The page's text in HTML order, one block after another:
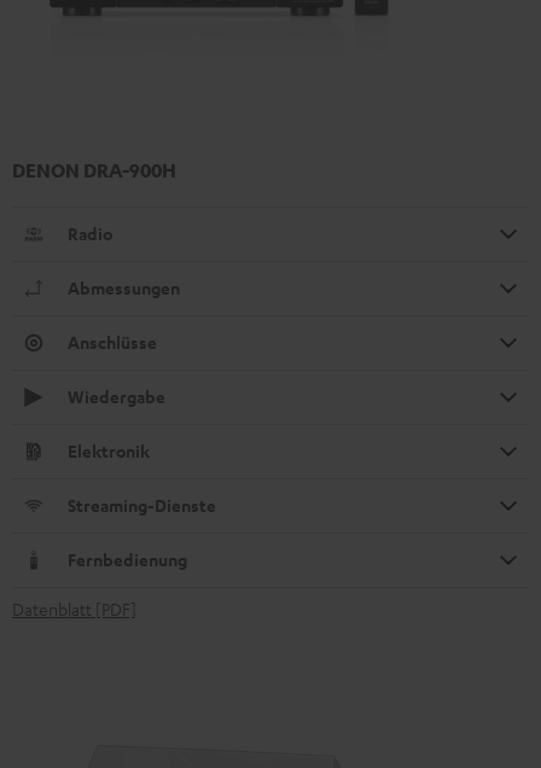
DENON DRA-900H
Radio
Abmessungen
Anschlüsse
Wiedergabe
Elektronik
Streaming-Dienste
Fernbedienung
Datenblatt [PDF]